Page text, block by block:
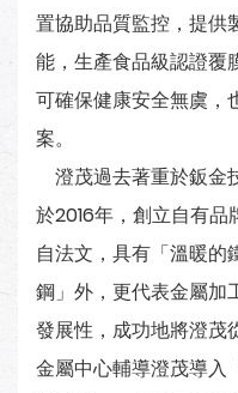
置協助品質監控，提供
能，生產食品級認證覆
可確保健康安全無虞，
案。
澄茂過去著重於鈑金
於2016年，創立自有品
自法文，具有「溫暖的
鋼」外，更代表金屬加
發展性，成功地將澄茂
金屬中心輔導澄茂導入